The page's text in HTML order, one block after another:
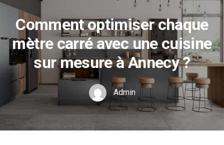
Comment optimiser chaque
mètre carré avec une cuisine
sur mesure à Annecy ?
Admin